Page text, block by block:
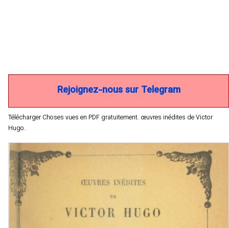
Rejoignez-nous sur Telegram
Télécharger Choses vues en PDF gratuitement. œuvres inédites de Victor
Hugo.